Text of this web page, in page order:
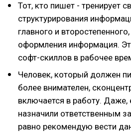
Тот, кто пишет - тренирует
структурирования
главного и
оформления информация.
софт-скиллов в рабочее
Человек, который должен
более внимателен,
включается в работу. Даже,
назначили ответственным
равно рекомендую вести